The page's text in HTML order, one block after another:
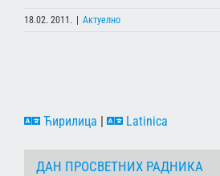
18.02. 2011. Актуелно
Ћирилица Latinica
ДАН ПРОСВЕТНИХ РАДНИКА